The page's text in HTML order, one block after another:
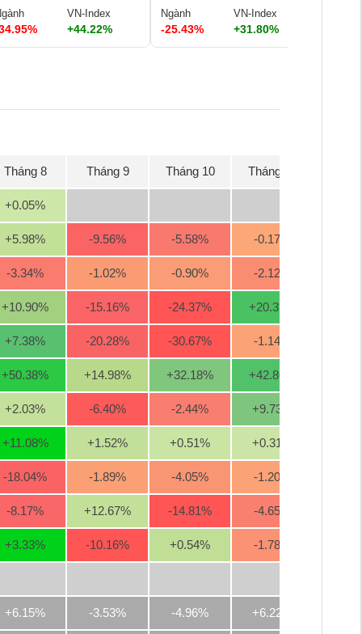
VN-Index
+44.22%
Ngành
-25.43%
VN-Index
+31.80%
Tháng 8 Tháng 9 Tháng 10 Tháng 11
+0.05%
+5.98% -9.56% -5.58% -0.17
-3.34% -1.02% -0.90% -2.12
+10.90% -15.16% -24.37% +20.39
+7.38% -20.28% -30.67% -1.14
+50.38% +14.98% +32.18% +42.80
+2.03% -6.40% -2.44% +9.73
+11.08% +1.52% +0.51% +0.31
-18.04% -1.89% -4.05% -1.20
-8.17% +12.67% -14.81% -4.65
+3.33% -10.16% +0.54% -1.78
+6.15% -3.53% -4.96% +6.22%